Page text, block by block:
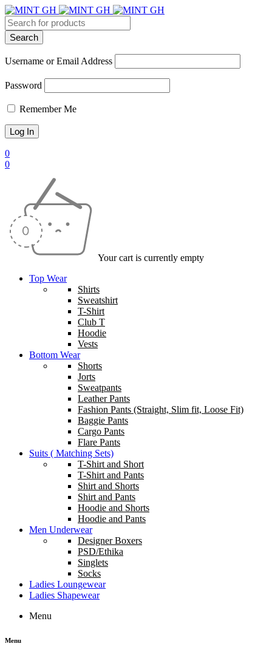
Username or Email Address
Password
Remember Me
0
0
Your cart is currently empty
Top Wear
Shirts
Sweatshirt
T-Shirt
Club T
Hoodie
Vests
Bottom Wear
Shorts
Jorts
Sweatpants
Leather Pants
Fashion Pants (Straight, Slim fit, Loose Fit)
Baggie Pants
Cargo Pants
Flare Pants
Suits ( Matching Sets)
T-Shirt and Short
T-Shirt and Pants
Shirt and Shorts
Shirt and Pants
Hoodie and Shorts
Hoodie and Pants
Men Underwear
Designer Boxers
PSD/Ethika
Singlets
Socks
Ladies Loungewear
Ladies Shapewear
Menu
Menu